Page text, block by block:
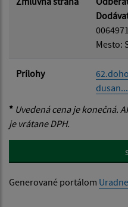
Mesto:
Prílohy
dusan...
* Uvedená cena je konečná.
je vrátane DPH.
Generované portálom